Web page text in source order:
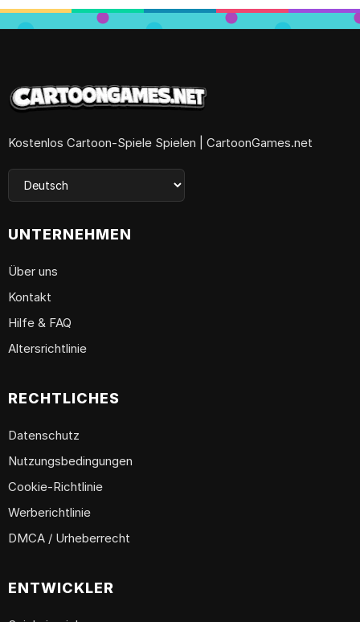
Kostenlos Cartoon-Spiele Spielen | CartoonGames.net
UNTERNEHMEN
Über uns
Kontakt
Hilfe & FAQ
Altersrichtlinie
RECHTLICHES
Datenschutz
Nutzungsbedingungen
Cookie-Richtlinie
Werberichtlinie
DMCA / Urheberrecht
ENTWICKLER